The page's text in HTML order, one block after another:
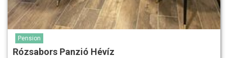
Pension
Rózsabors Panzió Hévíz